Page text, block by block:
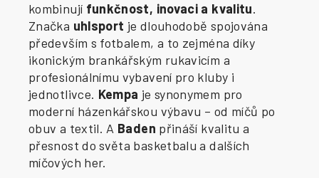
kombinují funkčnost, inovaci a kvalitu.
Značka uhlsport je dlouhodobě spojována
především s fotbalem, a to zejména díky
ikonickým brankářským rukavicím a
profesionálnímu vybavení pro kluby i
jednotlivce. Kempa je synonymem pro
moderní házenkářskou výbavu – od míčů po
obuv a textil. A Baden přináší kvalitu a
přesnost do světa basketbalu a dalších
míčových her.